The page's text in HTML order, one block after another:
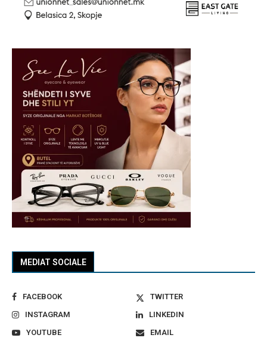
MEDIAT SOCIALE
FACEBOOK
TWITTER
INSTAGRAM
LINKEDIN
YOUTUBE
EMAIL